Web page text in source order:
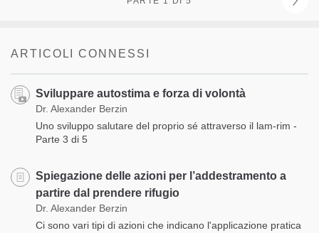
ARTICOLI CONNESSI
Sviluppare autostima e forza di volontà
Dr. Alexander Berzin
Uno sviluppo salutare del proprio sé attraverso il lam-rim -
Parte 3 di 5
Spiegazione delle azioni per l’addestramento a
partire dal prendere rifugio
Dr. Alexander Berzin
Ci sono vari tipi di azioni che indicano l'applicazione pratica